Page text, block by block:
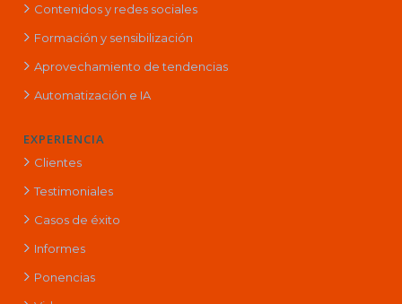
Contenidos y redes sociales
Formación y sensibilización
Aprovechamiento de tendencias
Automatización e IA
EXPERIENCIA
Clientes
Testimoniales
Casos de éxito
Informes
Ponencias